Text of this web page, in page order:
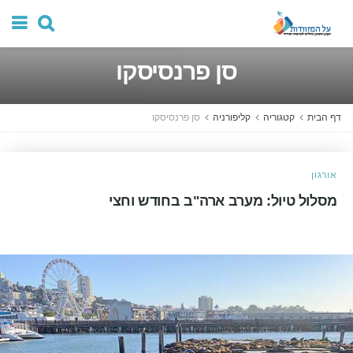
סן פרנסיסקו
דף הבית קטגוריה קליפורניה סן פרנסיסקו
אורגון
מסלול טיול: מערב ארה"ב בחודש וחצי